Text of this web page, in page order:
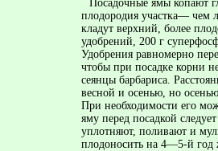
Посадочные ямы копают
плодородия участка— чем
кладут верхний, более
удобрений, 200 г
Удобрения равномерно
чтобы при посадке корни
сеянцы барбариса.
весной и осенью, но
При необходимости его
яму перед посадкой
уплотняют, поливают и
плодоносить на 4—5-й год